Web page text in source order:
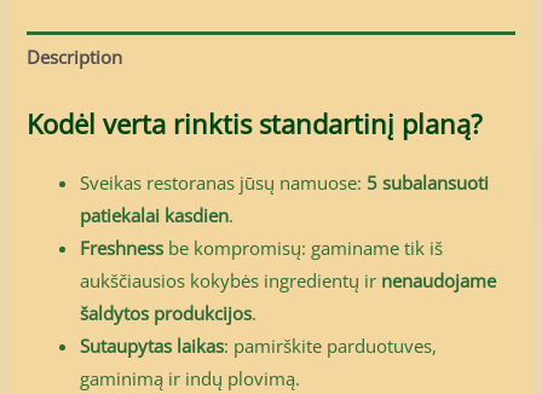
Description
Kodėl verta rinktis standartinį planą?
Sveikas restoranas jūsų namuose: 5 subalansuoti
patiekalai kasdien.
Freshness be kompromisų: gaminame tik iš
aukščiausios kokybės ingredientų ir nenaudojame
šaldytos produkcijos.
Sutaupytas laikas: pamirškite parduotuves,
gaminimą ir indų plovimą.